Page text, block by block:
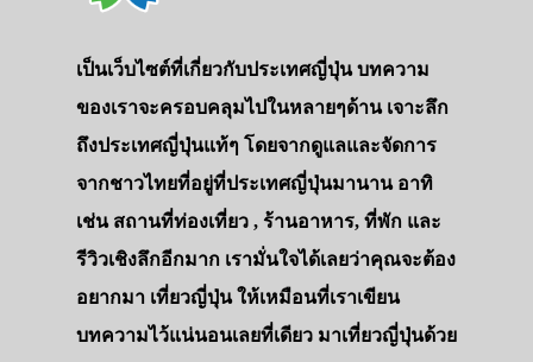
เป็นเว็บไซต์ที่เกี่ยวกับประเทศญี่ปุ่น บทความ
ของเราจะครอบคลุมไปในหลายๆด้าน เจาะลึก
ถึงประเทศญี่ปุ่นแท้ๆ โดยจากดูแลและจัดการ
จากชาวไทยที่อยู่ที่ประเทศญี่ปุ่นมานาน อาทิ
เช่น สถานที่ท่องเที่ยว , ร้านอาหาร, ที่พัก และ
รีวิวเชิงลึกอีกมาก เรามั่นใจได้เลยว่าคุณจะต้อง
อยากมา เที่ยวญี่ปุ่น ให้เหมือนที่เราเขียน
บทความไว้แน่นอนเลยที่เดียว มาเที่ยวญี่ปุ่นด้วย